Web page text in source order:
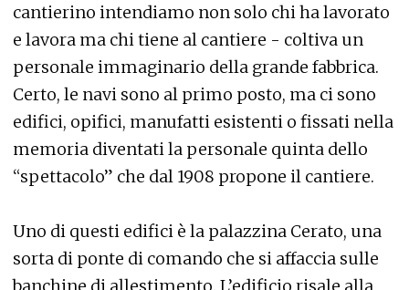
cantierino intendiamo non solo chi ha lavorato
e lavora ma chi tiene al cantiere - coltiva un
personale immaginario della grande fabbrica.
Certo, le navi sono al primo posto, ma ci sono
edifici, opifici, manufatti esistenti o fissati nella
memoria diventati la personale quinta dello
“spettacolo” che dal 1908 propone il cantiere.
Uno di questi edifici è la palazzina Cerato, una
sorta di ponte di comando che si affaccia sulle
banchine di allestimento. L’edificio risale alla